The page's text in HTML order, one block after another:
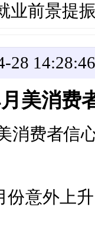
业前景提
28 14:28:46
美消费
消费者信
份意外上